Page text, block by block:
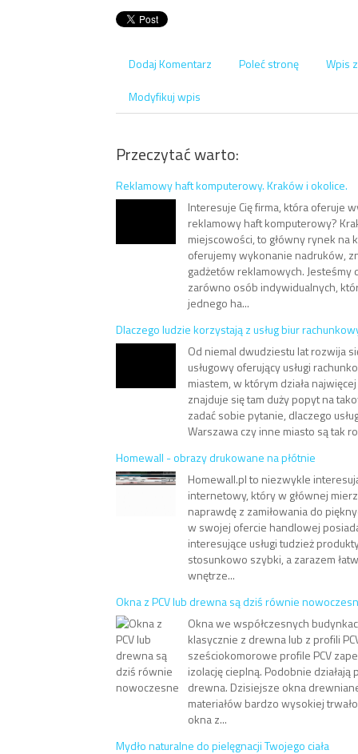
Dodaj Komentarz Poleć stronę
Wpis
Modyfikuj wpis
Przeczytać warto:
Reklamowy haft komputerowy. Kraków i okolice.
Interesuje Cię firma, która oferuje
reklamowy haft komputerowy?
miejscowości, to główny rynek na
oferujemy wykonanie nadruków,
gadżetów reklamowych. Jesteśmy
zarówno osób indywidualnych,
jednego ha...
Dlaczego ludzie korzystają z usług biur
Od niemal dwudziestu lat rozwija
usługowy oferujący usługi
miastem, w którym działa
znajduje się tam duży popyt na
zadać sobie pytanie, dlaczego
Warszawa czy inne miasto są tak
Homewall - obrazy drukowane na płótnie
Homewall.pl to niezwykle
internetowy, który w głównej
naprawdę z zamiłowania do
w swojej ofercie handlowej
interesujące usługi tudzież
stosunkowo szybki, a zarazem
wnętrze...
Okna z PCV lub drewna są dziś równie
Okna we współczesnych
klasycznie z drewna lub z profili
sześciokomorowe profile PCV
izolację cieplną. Podobnie
drewna. Dzisiejsze okna
materiałów bardzo wysokiej
okna z...
Mydło naturalne do pielęgnacji Twojego ciała